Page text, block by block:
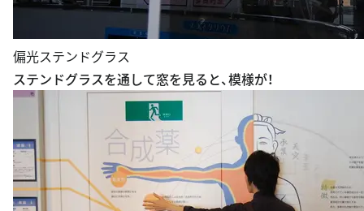
偏光ステンドグラス
ステンドグラスを通して窓を見ると、模様が！